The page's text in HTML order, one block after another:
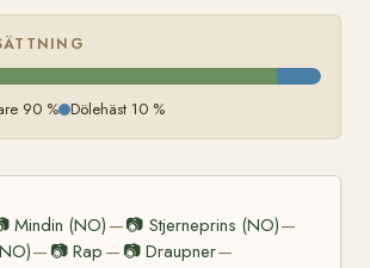
90 % Dölehäst 10 %
Mindin (NO) —📷 Stjerneprins (NO)—
— 📷Rap — 📷 Draupner—